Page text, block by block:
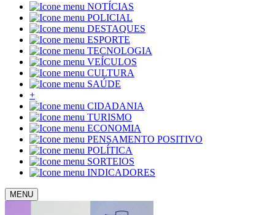
NOTÍCIAS
POLICIAL
DESTAQUES
ESPORTE
TECNOLOGIA
VEÍCULOS
CULTURA
SAÚDE
+
CIDADANIA
TURISMO
ECONOMIA
PENSAMENTO POSITIVO
POLÍTICA
SORTEIOS
INDICADORES
MENU